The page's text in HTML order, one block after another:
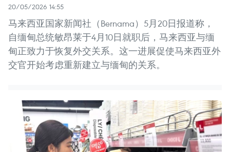
20/05/2026 14:55
马来西亚国家新闻社（Bernama）5月20日报道称，
自缅甸总统敏昂莱于4月10日就职后，马来西亚与缅
甸正致力于恢复外交关系。这一进展促使马来西亚外
交官开始考虑重新建立与缅甸的关系。